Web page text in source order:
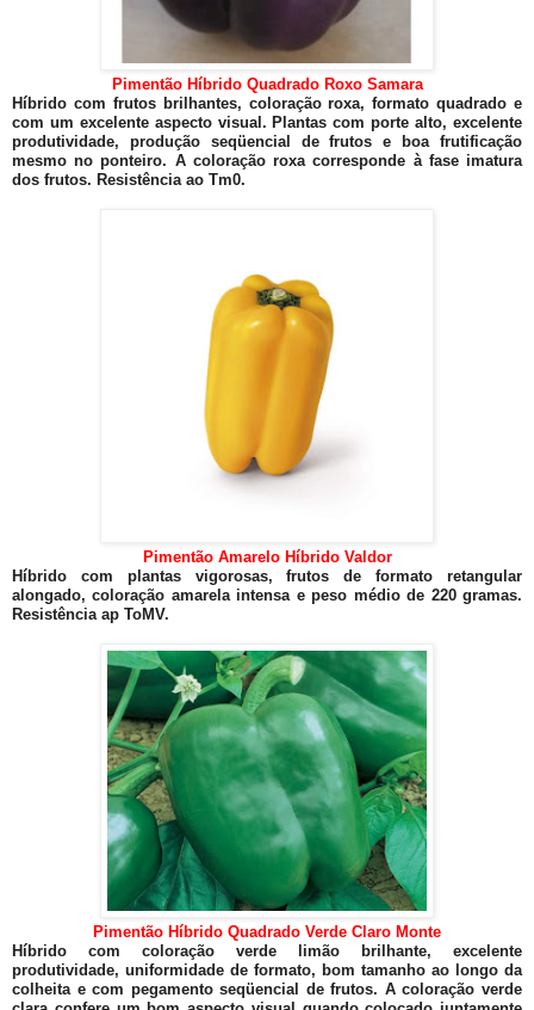
Pimentão Híbrido Quadrado Roxo Samara
Híbrido com frutos brilhantes, coloração roxa, formato quadrado e
com um excelente aspecto visual. Plantas com porte alto, excelente
produtividade, produção seqüencial de frutos e boa frutificação
mesmo no ponteiro. A coloração roxa corresponde à fase imatura
dos frutos. Resistência ao Tm0.
Pimentão Amarelo Híbrido Valdor
Híbrido com plantas vigorosas, frutos de formato retangular
alongado, coloração amarela intensa e peso médio de 220 gramas.
Resistência ap ToMV.
Pimentão Híbrido Quadrado Verde Claro Monte
Híbrido com coloração verde limão brilhante, excelente
produtividade, uniformidade de formato, bom tamanho ao longo da
colheita e com pegamento seqüencial de frutos. A coloração verde